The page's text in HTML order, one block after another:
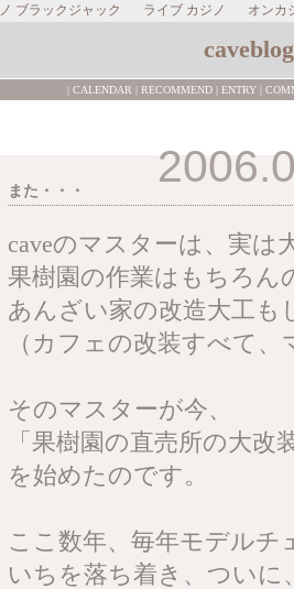
ブラックジャック ライブ カジノ オンカ
caveblog
| CALENDAR | RECOMMEND| ENTRY|
また・・・
caveのマスターは、実は
果樹園の作業はもちろん
あんざい家の改造大工も
（カフェの改装すべて
そのマスターが今、
「果樹園の直売所の大改
を始めたのです。
ここ数年、毎年モデル
いちを落ち着き、ついに